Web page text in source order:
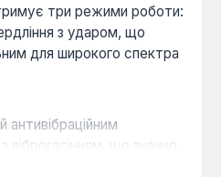
три режими роботи:
з ударом, що
для широкого спектра
що значно
оператора під час